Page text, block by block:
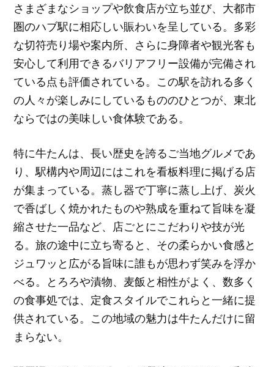
さまざまなショップや飲食店が立ち並び、大都市
圏のハブ駅に相応しい賑わいを呈している。多彩
な切符売り場や案内所、さらに身障者や観光客も
安心して利用できるバリアフリー設備が完備され
ている点も評価されている。この駅を訪れる多く
の人々が楽しみにしているもののひとつが、東北
ならではの美味しい食体験である。
特に牛たんは、長い歴史を誇るご当地グルメであ
り、駅構内や周辺にはこれを看板料理に掲げる店
が集まっている。蒸し器で丁寧に蒸し上げ、炭火
で香ばしく焼かれたものや熟成を重ねて旨味を凝
縮させた一品など、店ごとにこだわりや技が光
る。旅の途中に立ち寄ると、その柔らかい食感と
ジュワッと広がる旨味に誰もが思わず笑みを浮か
べる。とろろや漬物、麦飯と相性がよく、数多く
の食事処では、定食スタイルでこれらと一緒に提
供されている。この地域の魅力は牛たんだけに留
まらない。